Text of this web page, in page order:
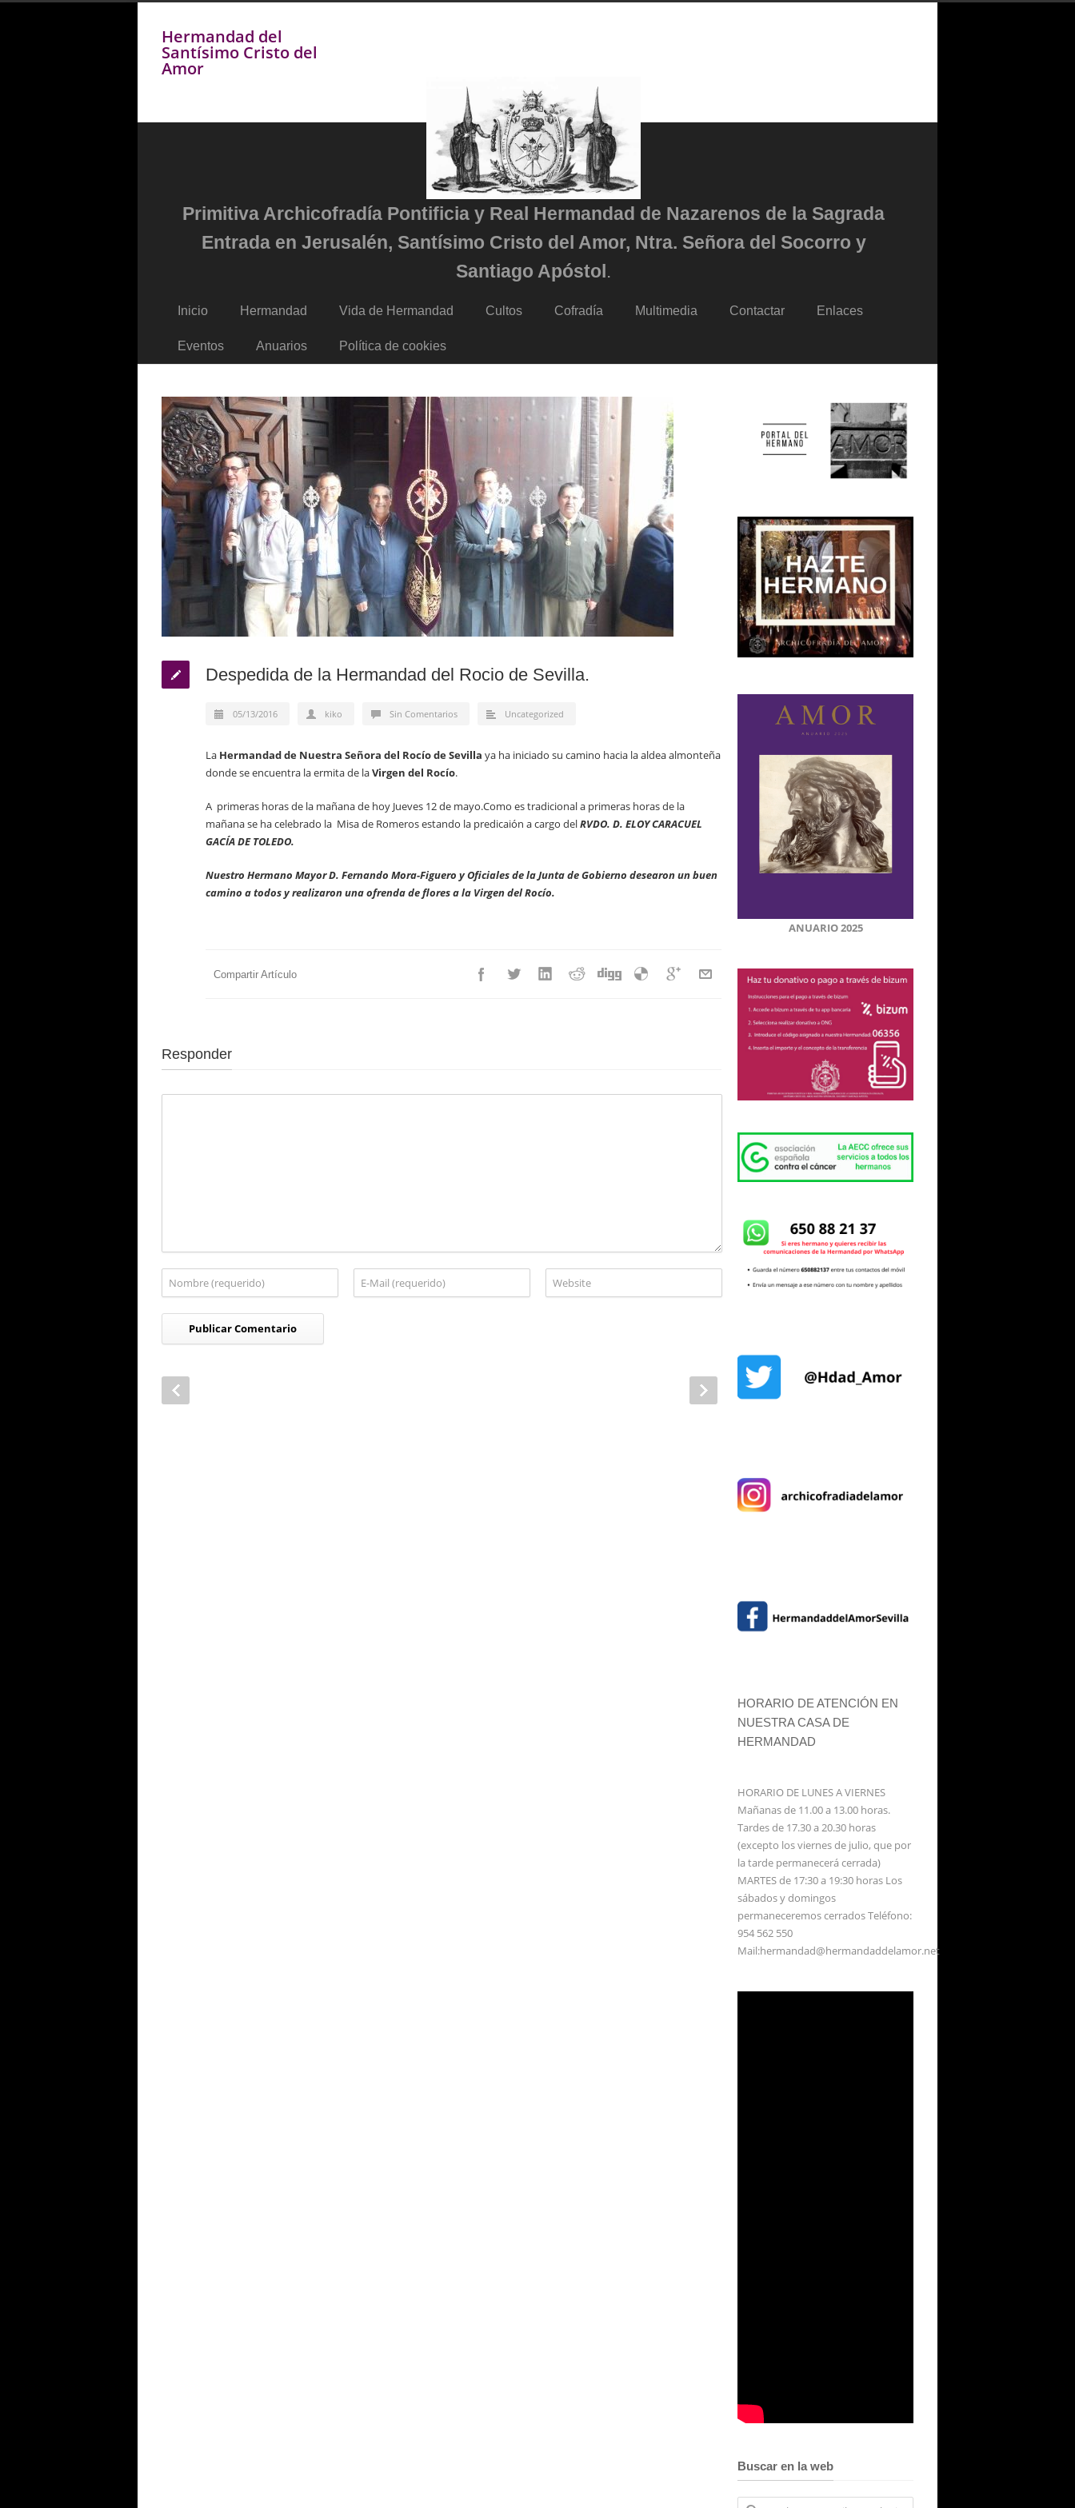
Hermandad del
Santísimo Cristo del
Amor
Primitiva Archicofradía Pontificia y Real Hermandad de Nazarenos de la Sagrada
Entrada en Jerusalén, Santísimo Cristo del Amor, Ntra. Señora del Socorro y
Santiago Apóstol.
Inicio Hermandad Vida de Hermandad Cultos Cofradía Multimedia Contactar Enlaces
Eventos Anuarios Política de cookies
Despedida de la Hermandad del Rocio de Sevilla.
05/13/2016 kiko Sin Comentarios Uncategorized
La Hermandad de Nuestra Señora del Rocío de Sevilla ya ha iniciado su camino hacia la aldea almonteña
donde se encuentra la ermita de laVirgen del Rocío.
A primeras horas de la mañana de hoy Jueves 12 de mayo.Como es tradicional a primeras horas de la
mañana se ha celebrado la Misa de Romeros estando la predicaión a cargo delRVDO. D. ELOY CARACUEL
GACÍA DE TOLEDO.
Nuestro Hermano Mayor D. Fernando Mora-Figuero y Oficiales de la Junta de Gobierno desearon un buen
camino a todos y realizaron una ofrenda de flores a la Virgen del Rocío.
Compartir Artículo
Responder
ANUARIO 2025
HORARIO DE ATENCIÓN EN
NUESTRA CASA DE
HERMANDAD
HORARIO DE LUNES A VIERNES
Mañanas de 11.00 a 13.00 horas.
Tardes de 17.30 a 20.30 horas
(excepto los viernes de julio, que por
la tarde permanecerá cerrada)
MARTES de 17:30 a 19:30 horas Los
sábados y domingos
permaneceremos cerrados Teléfono:
954 562 550
Mail:hermandad@hermandaddelamor.net
Buscar en la web